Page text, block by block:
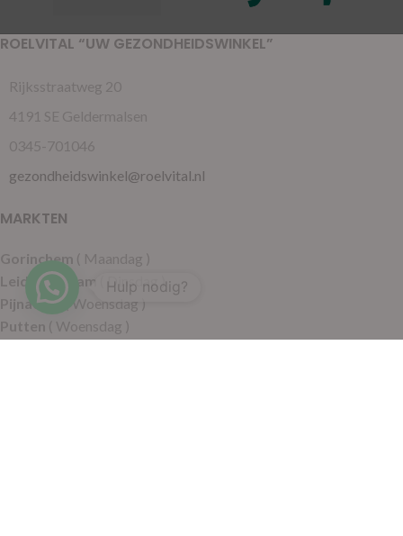
ROELVITAL “UW GEZONDHEIDSWINKEL”
Rijksstraatweg 20
4191 SE Geldermalsen
0345-701046
gezondheidswinkel@roelvital.nl
MARKTEN
Gorinchem ( Maandag )
Leidschendam
( Dinsdag )
Pijnacker( Woensdag )
Putten
( Woensdag )
Hulp nodig?